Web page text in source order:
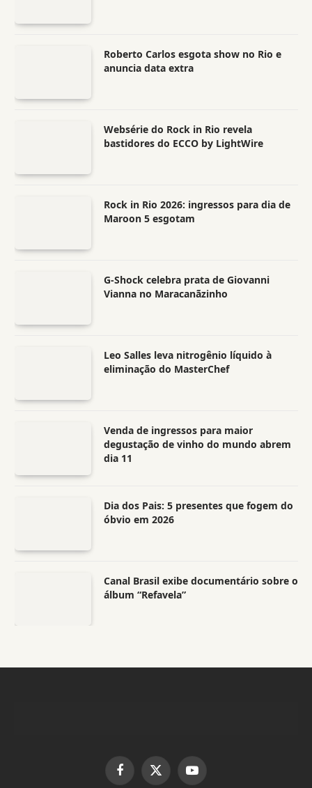
Roberto Carlos esgota show no Rio e
anuncia data extra
Websérie do Rock in Rio revela
bastidores do ECCO by LightWire
Rock in Rio 2026: ingressos para dia de
Maroon 5 esgotam
G-Shock celebra prata de Giovanni
Vianna no Maracanãzinho
Leo Salles leva nitrogênio líquido à
eliminação do MasterChef
Venda de ingressos para maior
degustação de vinho do mundo abrem
dia 11
Dia dos Pais: 5 presentes que fogem do
óbvio em 2026
Canal Brasil exibe documentário sobre o
álbum “Refavela”
FacebookX
YouTube